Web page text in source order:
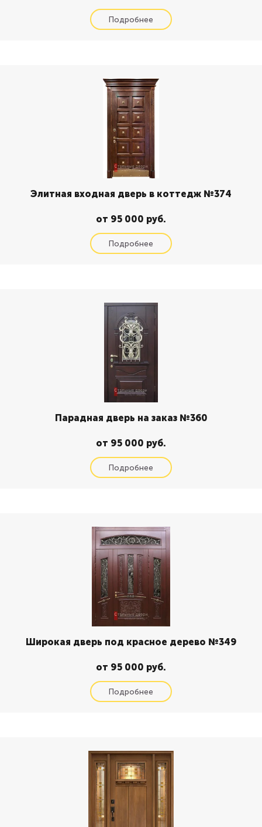
Элитная входная дверь в коттедж №374
от 95 000 руб.
Парадная дверь на заказ №360
от 95 000 руб.
Широкая дверь под красное дерево №349
от 95 000 руб.